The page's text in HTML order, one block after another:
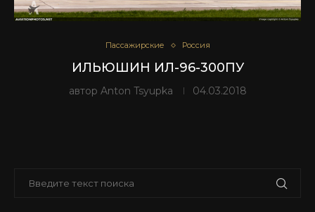
Пассажирские Россия
ИЛЬЮШИН ИЛ-96-300ПУ
автор Anton Tsyupka 04.03.2018